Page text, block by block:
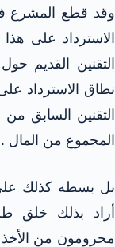
وقد قطع المشرع
الاسترداد على
التقنين القديم
نطاق الاسترداد
التقنين السابق
المجموع من المال .
بل بسطه كذلك
أراد بذلك خلق
محرومون من